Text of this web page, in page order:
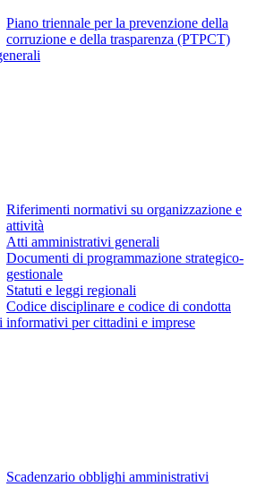
Piano triennale per la prevenzione della
corruzione e della trasparenza (PTPCT)
Riferimenti normativi su organizzazione e
attività
Atti amministrativi generali
Documenti di programmazione strategico-
gestionale
Statuti e leggi regionali
Codice disciplinare e codice di condotta
informativi per cittadini e imprese
Scadenzario obblighi amministrativi